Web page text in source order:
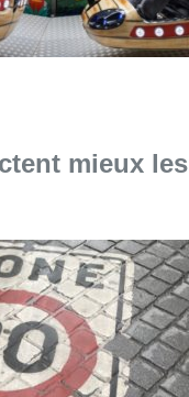
mieux les